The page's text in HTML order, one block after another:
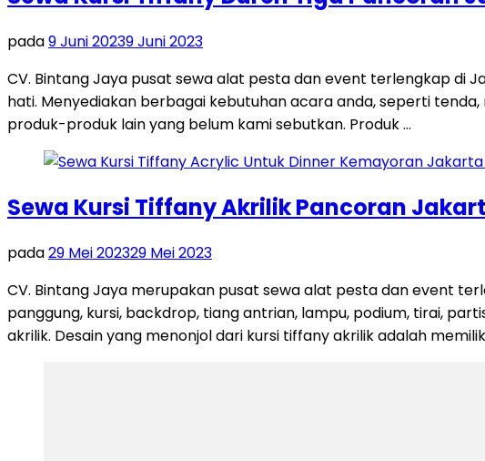
pada9 Juni 20239 Juni 2023
CV. Bintang Jaya pusat sewa alat pesta dan event terlengkap di
hati. Menyediakan berbagai kebutuhan acara anda, seperti
produk-produk lain yang belum kami sebutkan. Produk …
Sewa Kursi Tiffany Akrilik Pancoran
pada29 Mei 202329 Mei 2023
CV. Bintang Jaya merupakan pusat sewa alat pesta dan event
panggung, kursi, backdrop, tiang antrian, lampu, podium, tirai,
akrilik. Desain yang menonjol dari kursi tiffany akrilik adalah